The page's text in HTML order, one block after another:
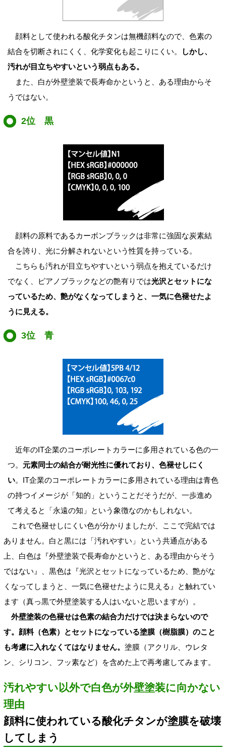
顔料として使われる酸化チタンは無機顔料なので、色素の
結合を切断されにくく、化学変化も起こりにくい。
しかし、
汚れが目立ちやすいという弱点もある。
また、白が外壁塗装で長寿命かというと、ある理由からそ
うではない。
2位 黒
顔料の原料であるカーボンブラックは非常に強固な炭素結
合を誇り、光に分解されないという性質を持っている。
こちらも汚れが目立ちやすいという弱点を抱えているだけ
でなく、ピアノブラックなどの艶有りでは光沢とセットにな
っているため、艶がなくなってしまうと、一気に色褪せたよ
うに見える。
3位 青
近年のIT企業のコーポレートカラーに多用されている色の一
つ。 元素同士の結合が耐光性に優れており、色褪せしにく
い。IT企業のコーポレートカラーに多用されている理由は青色
の持つイメージが「知的」ということだそうだが、一歩進め
て考えると「永遠の知」という象徴なのかもしれない。
これで色褪せしにくい色が分かりましたが、ここで完結では
ありません。白と黒には「汚れやすい」という共通点がある
上、白色は『外壁塗装で長寿命かというと、ある理由からそう
ではない』、黒色は『光沢とセットになっているため、艶がな
くなってしまうと、一気に色褪せたように見える』と触れてい
ます（真っ黒で外壁塗装する人はいないと思いますが）。
外壁塗装の色褪せは色素の結合力だけでは決まらないので
す。顔料（色素）とセットになっている塗膜（樹脂膜）のこと
も考慮に入れなくてはなりません。 塗膜（アクリル、ウレタ
ン、シリコン、フッ素など）を含めた上で再考慮してみます。
汚れやすい以外で白色が外壁塗装に向かない
理由
顔料に使われている酸化チタンが塗膜を破壊
してしまう